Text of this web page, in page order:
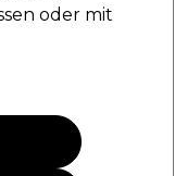
oder mit